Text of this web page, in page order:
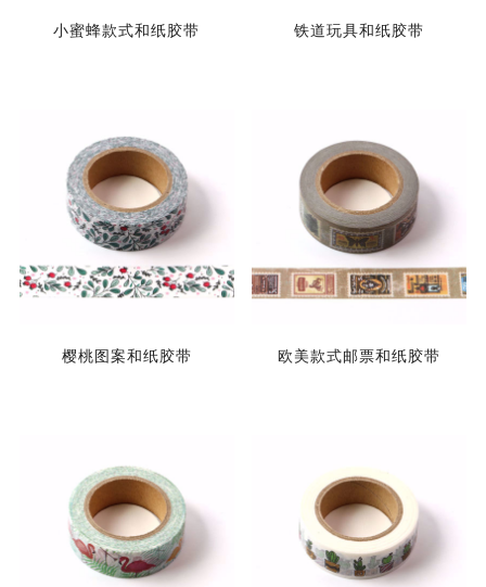
小蜜蜂款式和纸胶带 铁道玩具和纸胶带
樱桃图案和纸胶带 欧美款式邮票和纸胶带